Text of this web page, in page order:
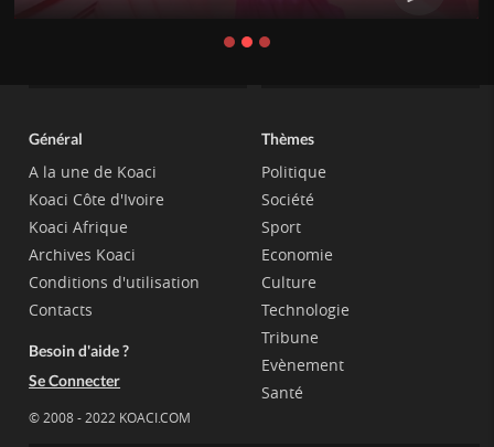
Général
A la une de Koaci
Koaci Côte d'Ivoire
Koaci Afrique
Archives Koaci
Conditions d'utilisation
Contacts
Besoin d'aide ?
Se Connecter
© 2008 - 2022 KOACI.COM
Thèmes
Politique
Société
Sport
Economie
Culture
Technologie
Tribune
Evènement
Santé